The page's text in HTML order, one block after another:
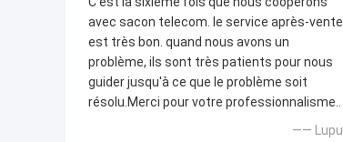
avec sacon telecom. le service après-vente
est très bon. quand nous avons un
problème, ils sont très patients pour nous
guider jusqu'à ce que le problème soit
résolu.Merci pour votre professionnalisme..
—— Lupu